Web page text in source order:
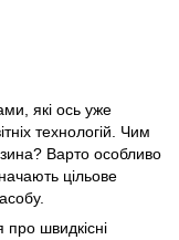
які ось уже
технологій. Чим
Варто особливо
цільове
про швидкісні